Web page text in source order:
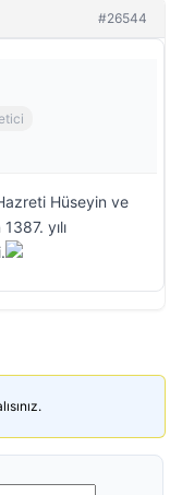
#26544
Hüseyin ve
yılı